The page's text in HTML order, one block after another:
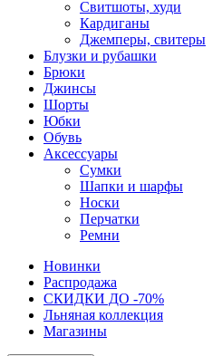
Свитшоты, худи
Кардиганы
Джемперы, свитеры
Блузки и рубашки
Брюки
Джинсы
Шорты
Юбки
Обувь
Аксессуары
Сумки
Шапки и шарфы
Носки
Перчатки
Ремни
Новинки
Распродажа
СКИДКИ ДО -70%
Льняная коллекция
Магазины